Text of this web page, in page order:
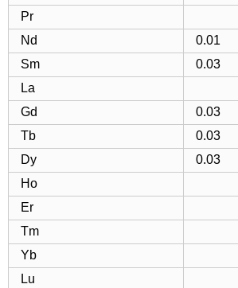
Pr
Nd
0.01
Sm
0.03
La
Gd
0.03
Tb
0.03
Dy
0.03
Ho
Er
Tm
Yb
Lu